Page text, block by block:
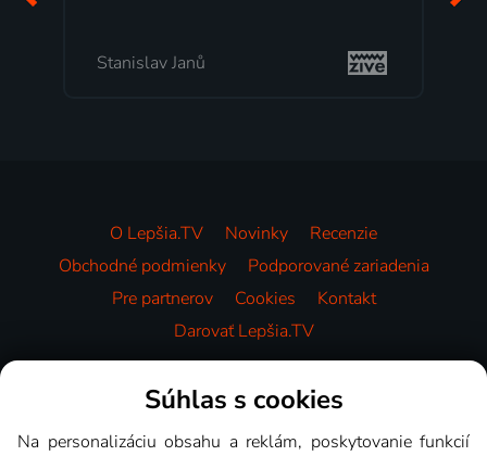
Stanislav Janů
O Lepšia.TV Novinky
Recenzie
Obchodné podmienky
Podporované zariadenia
Pre partnerov
Cookies
Kontakt
Darovať Lepšia.TV
Videotéka
Súhlas s cookies
Na personalizáciu obsahu a reklám, poskytovanie funkcií